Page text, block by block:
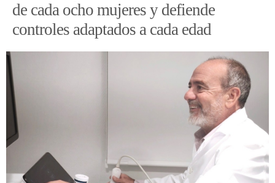
de cada ocho mujeres y defiende
controles adaptados a cada edad